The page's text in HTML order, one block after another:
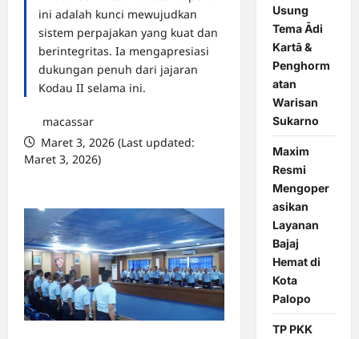
ini adalah kunci mewujudkan
sistem perpajakan yang kuat dan
berintegritas. Ia mengapresiasi
dukungan penuh dari jajaran
Kodau II selama ini.
macassar
Maret 3, 2026 (Last updated:
Maret 3, 2026)
Usung
Tema Ādi
Kartā &
Penghorm
atan
Warisan
Sukarno
Maxim
Resmi
Mengoper
asikan
Layanan
Bajaj
Hemat di
Kota
Palopo
TP PKK